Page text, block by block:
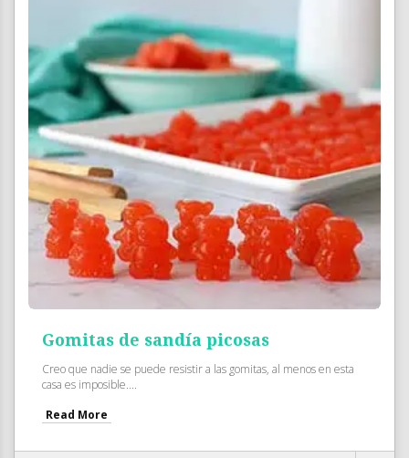
Gomitas de sandía picosas
Creo que nadie se puede resistir a las gomitas, al menos en esta
casa es imposible....
Read More